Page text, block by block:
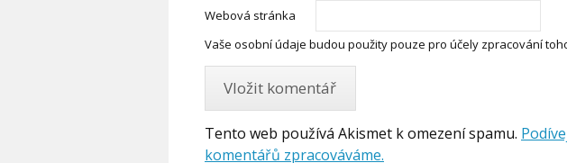
Webová stránka
Vaše osobní údaje budou použity pouze pro účely zpracování
Tento web používá Akismet k omezení spamu.
komentářů zpracováváme.